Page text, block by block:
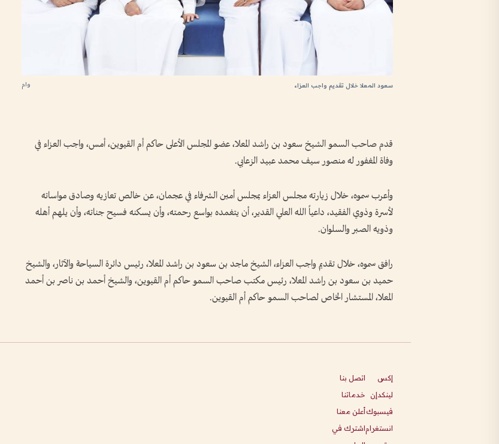
وام سعود المعلا خلال تقديم واجب العزاء
قدم صاحب السمو الشيخ سعود بن راشد المعلا، عضو المجلس الأعلى حاكم أم القيوين، أمس، واجب العزاء في
وفاة المغفور له منصور سيف محمد عبيد الزعابي.
وأعرب سموه، خلال زيارته مجلس العزاء بمجلس أمين الشرفاء في عجمان، عن خالص تعازيه وصادق مواساته
لأسرة وذوي الفقيد، داعياً الله العلي القدير، أن يتغمده بواسع رحمته، وأن يسكنه فسيح جناته، وأن يلهم أهله
وذويه الصبر والسلوان.
رافق سموه، خلال تقديم واجب العزاء، الشيخ ماجد بن سعود بن راشد المعلا، رئيس دائرة السياحة والآثار، والشيخ
حميد بن سعود بن راشد المعلا، رئيس مكتب صاحب السمو حاكم أم القيوين، والشيخ أحمد بن ناصر بن أحمد
المعلا، المستشار الخاص لصاحب السمو حاكم أم القيوين.
إكس
لينكدإن
فيسبوك
انستغرام
اتصل بنا
خدماتنا
أعلن معنا
اشترك في